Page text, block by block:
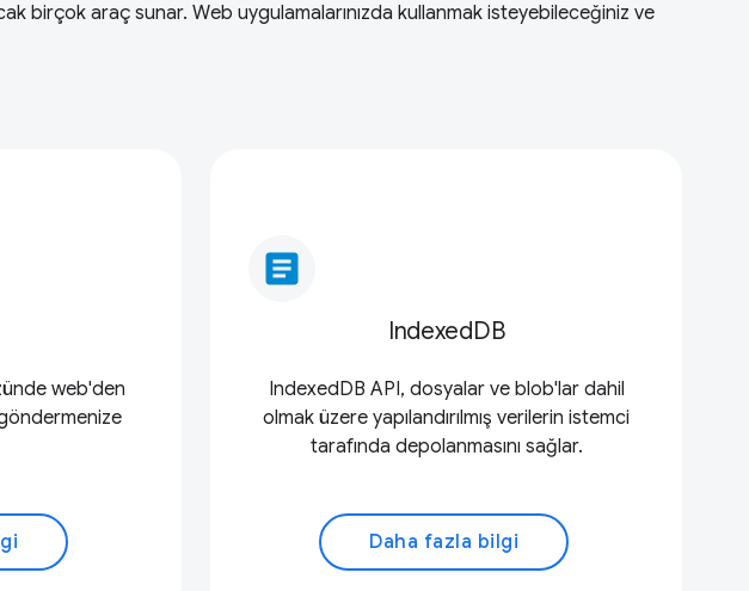
birçok araç sunar. Web uygulamalarınızda kullanmak isteyebileceğiniz ve
web'den
article
IndexedDB
IndexedDB API, dosyalar ve blob'lar dahil
olmak üzere yapılandırılmış verilerin istemci
tarafında depolanmasını sağlar.
Daha fazla bilgi